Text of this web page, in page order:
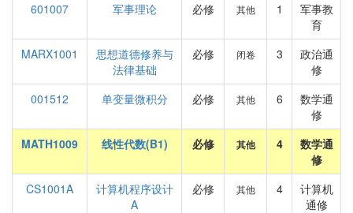
601007 军事理论 必修 其他 1
军事教
育
MARX1001
思想道德修养与
法律基础
必修 闭卷 3
政治通
修
001512
单变量微积分 必修 其他 6
数学通
修
MATH1009
线性代数(B1) 必修 其他 4
数学通
修
CS1001A
计算机程序设计
A
必修 其他 4
计算机
通修